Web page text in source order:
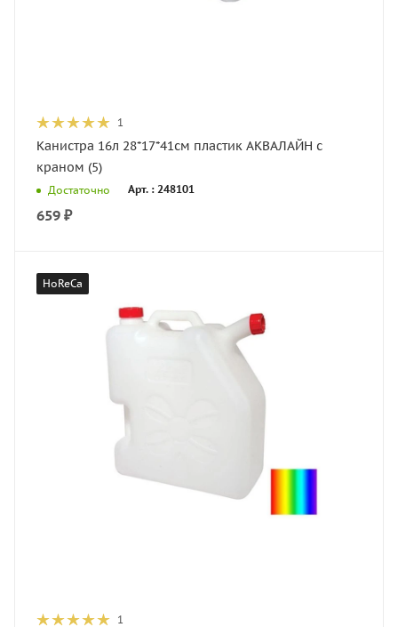
1
Канистра 16л 28*17*41см пластик АКВАЛАЙН с
краном (5)
Достаточно Арт. : 248101
659 ₽
HoReCa
1